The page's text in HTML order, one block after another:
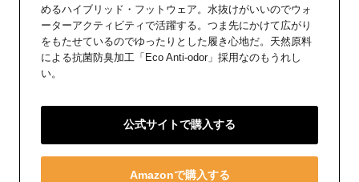
めるハイブリッド・フットウェア。水抜けがいいのでウォ
ーターアクティビティで活躍する。つま先にかけて広がり
をもたせているのでゆったりとした履き心地だ。天然原料
による抗菌防臭加工「Eco Anti-odor」採用なのもうれし
い。
公式サイトで購入する
Amazonで購入する